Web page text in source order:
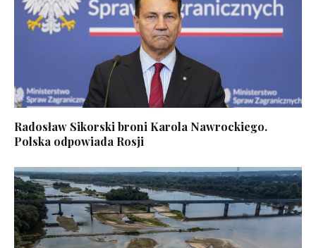
Radosław Sikorski broni Karola Nawrockiego.
Polska odpowiada Rosji